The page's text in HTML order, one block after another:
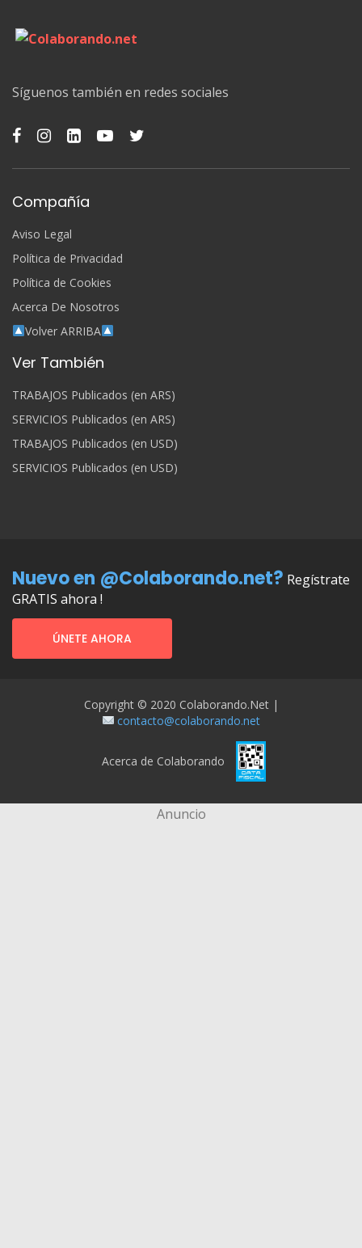
Síguenos también en redes sociales
Compañía
Aviso Legal
Política de Privacidad
Política de Cookies
Acerca De Nosotros
Volver ARRIBA
Ver También
TRABAJOS Publicados (en ARS)
SERVICIOS Publicados (en ARS)
TRABAJOS Publicados (en USD)
SERVICIOS Publicados (en USD)
Nuevo en @Colaborando.net? Regístrate
GRATIS ahora !
ÚNETE AHORA
Copyright © 2020 Colaborando.net |
contacto@colaborando.net
Acerca de Colaborando
Anuncio